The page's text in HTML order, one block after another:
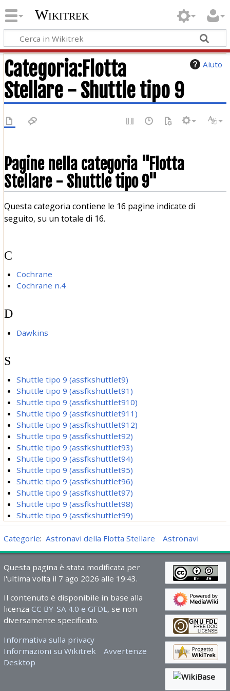
Wikitrek
Aiuto
Categoria:Flotta
Stellare - Shuttle tipo 9
Pagine nella categoria "Flotta
Stellare - Shuttle tipo 9"
Questa categoria contiene le 16 pagine indicate di
seguito, su un totale di 16.
C
Cochrane
Cochrane n.4
D
Dawkins
S
Shuttle tipo 9 (assfkshuttlet9)
Shuttle tipo 9 (assfkshuttlet91)
Shuttle tipo 9 (assfkshuttlet910)
Shuttle tipo 9 (assfkshuttlet911)
Shuttle tipo 9 (assfkshuttlet912)
Shuttle tipo 9 (assfkshuttlet92)
Shuttle tipo 9 (assfkshuttlet93)
Shuttle tipo 9 (assfkshuttlet94)
Shuttle tipo 9 (assfkshuttlet95)
Shuttle tipo 9 (assfkshuttlet96)
Shuttle tipo 9 (assfkshuttlet97)
Shuttle tipo 9 (assfkshuttlet98)
Shuttle tipo 9 (assfkshuttlet99)
Categorie: Astronavi della Flotta Stellare Astronavi
Questa pagina è stata modificata per
l'ultima volta il 7 ago 2026 alle 19:43.
Il contenuto è disponibile in base alla
licenza CC BY-SA 4.0 e GFDL, se non
diversamente specificato.
Informativa sulla privacy
Informazioni su Wikitrek
Avvertenze
Desktop